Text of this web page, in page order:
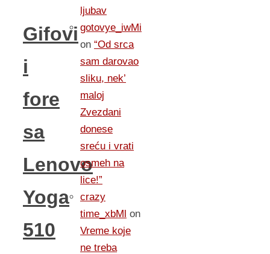
Gifovi
i
fore
sa
Lenovo
Yoga
510
ljubav
gotovye_iwMi
on “Od srca
sam darovao
sliku, nek’
maloj
Zvezdani
donese
sreću i vrati
osmeh na
lice!”
crazy
time_xbMl on
Vreme koje
ne treba